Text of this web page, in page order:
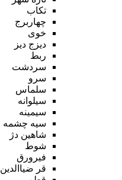
تکاب
چهاربرج
خوی
دیزج دیز
ربط
سردشت
سرو
سلماس
سیلوانه
سیمینه
سیه چشمه
شاهین دژ
شوط
فیرورق
قر ضیاالدین